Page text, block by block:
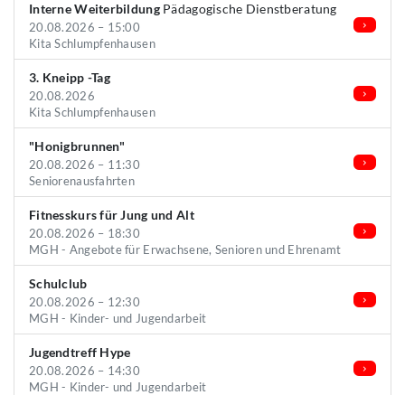
Interne WeiterbildungPädagogische Dienstberatung
20.08.2026 – 15:00
Kita Schlumpfenhausen
3. Kneipp -Tag
20.08.2026
Kita Schlumpfenhausen
"Honigbrunnen"
20.08.2026 – 11:30
Seniorenausfahrten
Fitnesskurs für Jung und Alt
20.08.2026 – 18:30
MGH - Angebote für Erwachsene, Senioren und Ehrenamt
Schulclub
20.08.2026 – 12:30
MGH - Kinder- und Jugendarbeit
Jugendtreff Hype
20.08.2026 – 14:30
MGH - Kinder- und Jugendarbeit